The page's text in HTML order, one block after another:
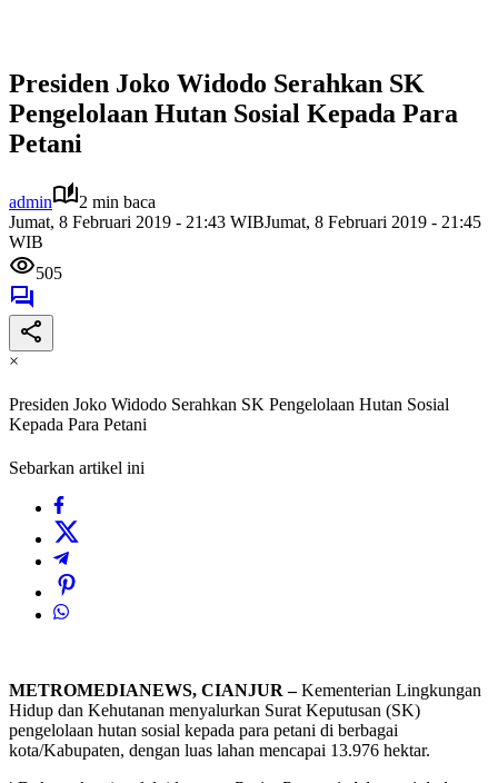
Presiden Joko Widodo Serahkan SK
Pengelolaan Hutan Sosial Kepada Para
Petani
admin
2 min baca
Jumat, 8 Februari 2019 - 21:43 WIBJumat, 8 Februari 2019 - 21:45
WIB
505
×
Presiden Joko Widodo Serahkan SK Pengelolaan Hutan Sosial
Kepada Para Petani
Sebarkan artikel ini
METROMEDIANEWS, CIANJUR –Kementerian Lingkungan
Hidup dan Kehutanan menyalurkan Surat Keputusan (SK)
pengelolaan hutan sosial kepada para petani di berbagai
kota/Kabupaten, dengan luas lahan mencapai 13.976 hektar.